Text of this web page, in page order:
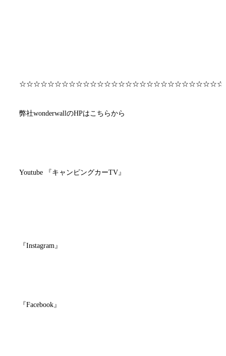
弊社wonderwallのHPはこちらから
Youtube 『キャンピングカーTV』
『Instagram』
『Facebook』